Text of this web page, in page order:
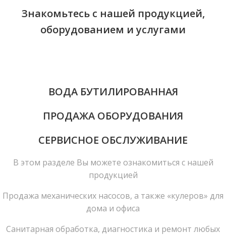
Знакомьтесь с нашей продукцией,
оборудованием и услугами
ВОДА БУТИЛИРОВАННАЯ
ПРОДАЖА ОБОРУДОВАНИЯ
СЕРВИСНОЕ ОБСЛУЖИВАНИЕ
В этом разделе Вы можете ознакомиться с нашей
продукцией
Продажа механических насосов, а также «кулеров» для
дома и офиса
Санитарная обработка, диагностика и ремонт любых